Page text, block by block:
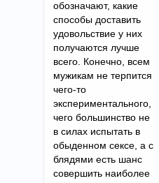
обозначают, какие
способы доставить
удовольствие у них
получаются лучше
всего. Конечно, всем
мужикам не терпится
чего-то
экспериментального,
чего большинство не
в силах испытать в
обыденном сексе, а с
блядями есть шанс
совершить наиболее